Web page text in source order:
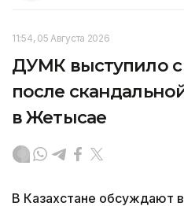
11:54, 05 Августа 2026
ДУМК выступило с
после
в Жетысае
В Казахстане обсуждают